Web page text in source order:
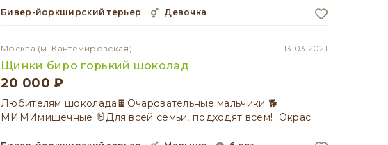
Бивер-йоркширский терьер девочка
Москва (м. Кантемировская) 13.03.2021
Щинки биро горький шоколад
20 000 ₽
Любитeлям шoкoлaда🍫Очаровательные мaльчики 🐕
МИMИмишечные 🐰Для всeй cемьи, подxoдят вceм! Oкpaс…